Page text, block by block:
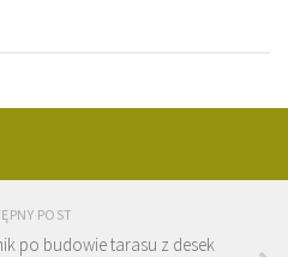
POST
po budowie tarasu z desek